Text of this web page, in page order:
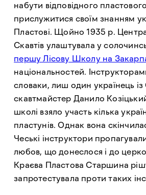
набути відповідного
прислужитися своїм знанням
Пластові. Щойно 1935 р.
Скавтів улаштувала у
першу Лісову Школу на
національностей.
словаки, лиш один українець
скавтмайстер Данило
школі взяло участь кілька
пластунів. Однак вона
Чеські інструктори
любов, що донеслося і до
Краєва Пластова Старшина
запротестувала проти таких